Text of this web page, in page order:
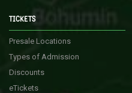
TICKETS
Presale Locations
Types of Admission
Discounts
eTickets